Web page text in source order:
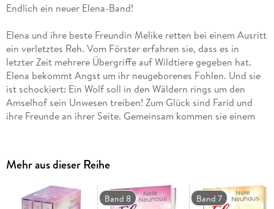
Endlich ein neuer Elena-Band!
Elena und ihre beste Freundin Melike retten bei einem Ausritt
ein verletztes Reh. Vom Förster erfahren sie, dass es in
letzter Zeit mehrere Übergriffe auf Wildtiere gegeben hat.
Elena bekommt Angst um ihr neugeborenes Fohlen. Und sie
ist schockiert: Ein Wolf soll in den Wäldern rings um den
Amselhof sein Unwesen treiben! Zum Glück sind Farid und
ihre Freunde an ihrer Seite. Gemeinsam kommen sie einem
Mehr aus dieser Reihe
Band 8 Band 7